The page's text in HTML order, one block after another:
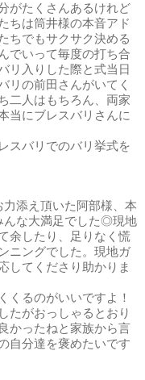
がたくさんあるけれど
ちは筒井様の本音アド
ちでもサクサク決める
でいって毎度の打ち合
リ入りした際と式当日
リの前田さんがいてく
二人はもちろん、両家
当にブレスバリさんに
スバリでのバリ挙式を
添え頂いた阿部様、本
んな大満足でした◎現地
余したり、足りなく慌
ニングでした。現地ガ
してくださり助かりま
くるのがいいですよ！
たがおっしゃるとおり
かったねと家族から言
自分達を褒めたいです